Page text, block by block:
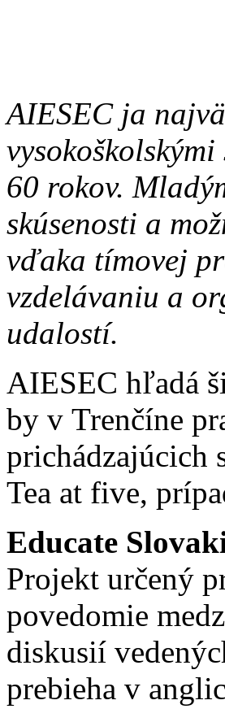
AIESEC ja
60 rokov.
skúsenosti a
vďaka tímovej
vzdelávaniu a
udalostí.
AIESEC hľadá
by v Trenčíne
prichádzajúcich
Tea at five,
Educate
Projekt určený
povedomie
diskusií
prebieha v